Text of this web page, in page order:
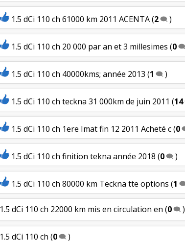
1.5 dCi 110 ch 61000 km 2011 ACENTA(2 )
1.5 dCi 110 ch 20 000 par an et 3 millesimes (0
1.5 dCi 110 ch 40000kms; année 2013 (1 )
1.5 dCi 110 ch teckna 31 000km de juin 2011 (14
1.5 dCi 110 ch 1ere Imat fin 12 2011 Acheté c(0
1.5 dCi 110 ch finition tekna année 2018 (0 )
1.5 dCi 110 ch 80000 km Teckna tte options (1
1.5 dCi 110 ch 22000 km mis en circulation en (0 )
1.5 dCi 110 ch (0 )